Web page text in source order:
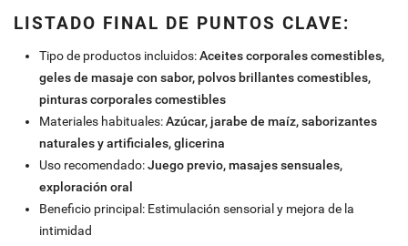
LISTADO FINAL DE PUNTOS CLAVE:
Tipo de productos incluidos:Aceites corporales comestibles,
geles de masaje con sabor, polvos brillantes comestibles,
pinturas corporales comestibles
Materiales habituales:Azúcar, jarabe de maíz, saborizantes
naturales y artificiales, glicerina
Uso recomendado:Juego previo, masajes sensuales,
exploración oral
Beneficio principal: Estimulación sensorial y mejora de la
intimidad